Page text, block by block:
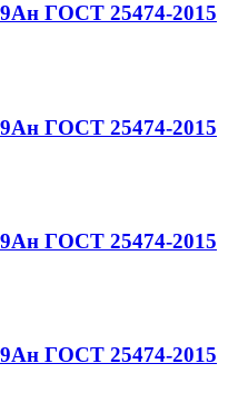
ГОСТ 25474-2015
ГОСТ 25474-2015
ГОСТ 25474-2015
ГОСТ 25474-2015